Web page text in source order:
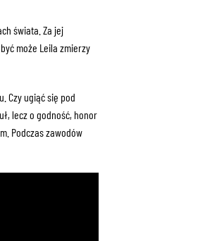
świata. Za jej
może Leila zmierzy
Czy ugiąć się pod
lecz o godność, honor
Podczas zawodów